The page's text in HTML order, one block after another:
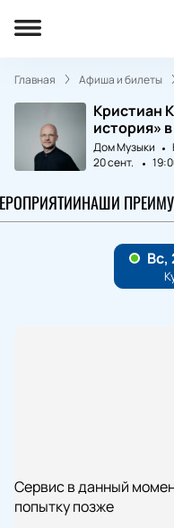
Главная Афиша и билеты
Кристиан
история»
Дом Музыки
20 сент.
НАШИ
Сервис в данный
попытку позже